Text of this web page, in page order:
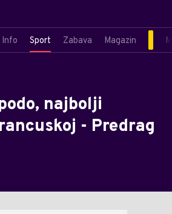
Info Sport Zabava Magazin
najbolji
- Predrag